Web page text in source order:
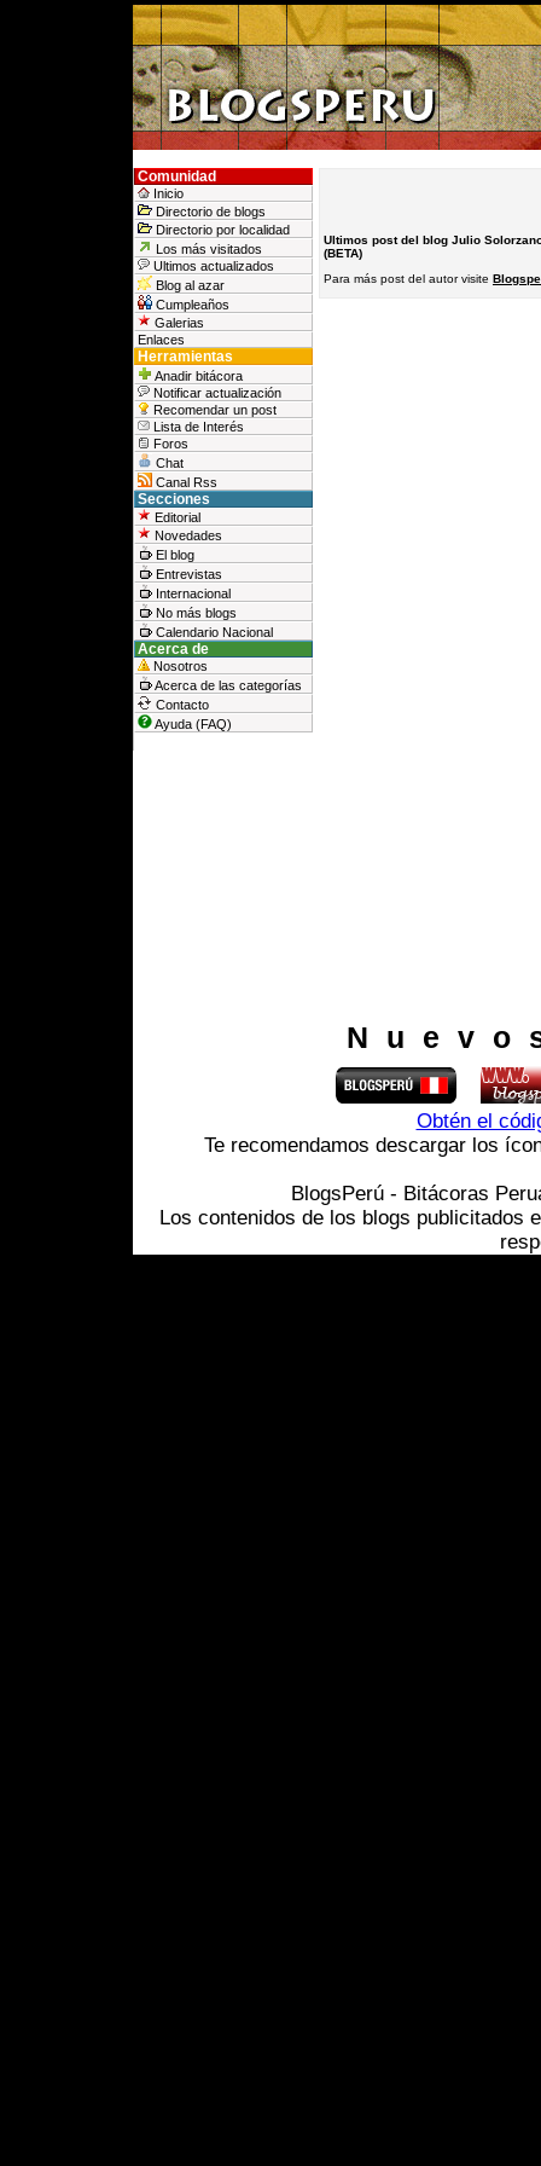
Comunidad
Inicio
Directorio de blogs
Directorio por localidad
Los más visitados
Ultimos actualizados
Blog al azar
Cumpleaños
Galerias
Enlaces
Herramientas
Anadir bitácora
Notificar actualización
Recomendar un post
Lista de Interés
Foros
Chat
Canal Rss
Secciones
Editorial
Novedades
El blog
Entrevistas
Internacional
No más blogs
Calendario Nacional
Acerca de
Nosotros
Acerca de las categorías
Contacto
Ayuda (FAQ)
Ultimos post del blog Julio
(BETA)
Para más post del autor visite
Obtén el
Te recomendamos descargar los
BlogsPerú - Bitácoras
Los contenidos de los blogs publicitados